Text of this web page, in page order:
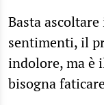
Basta
sentimenti, il
indolore, ma è
bisogna